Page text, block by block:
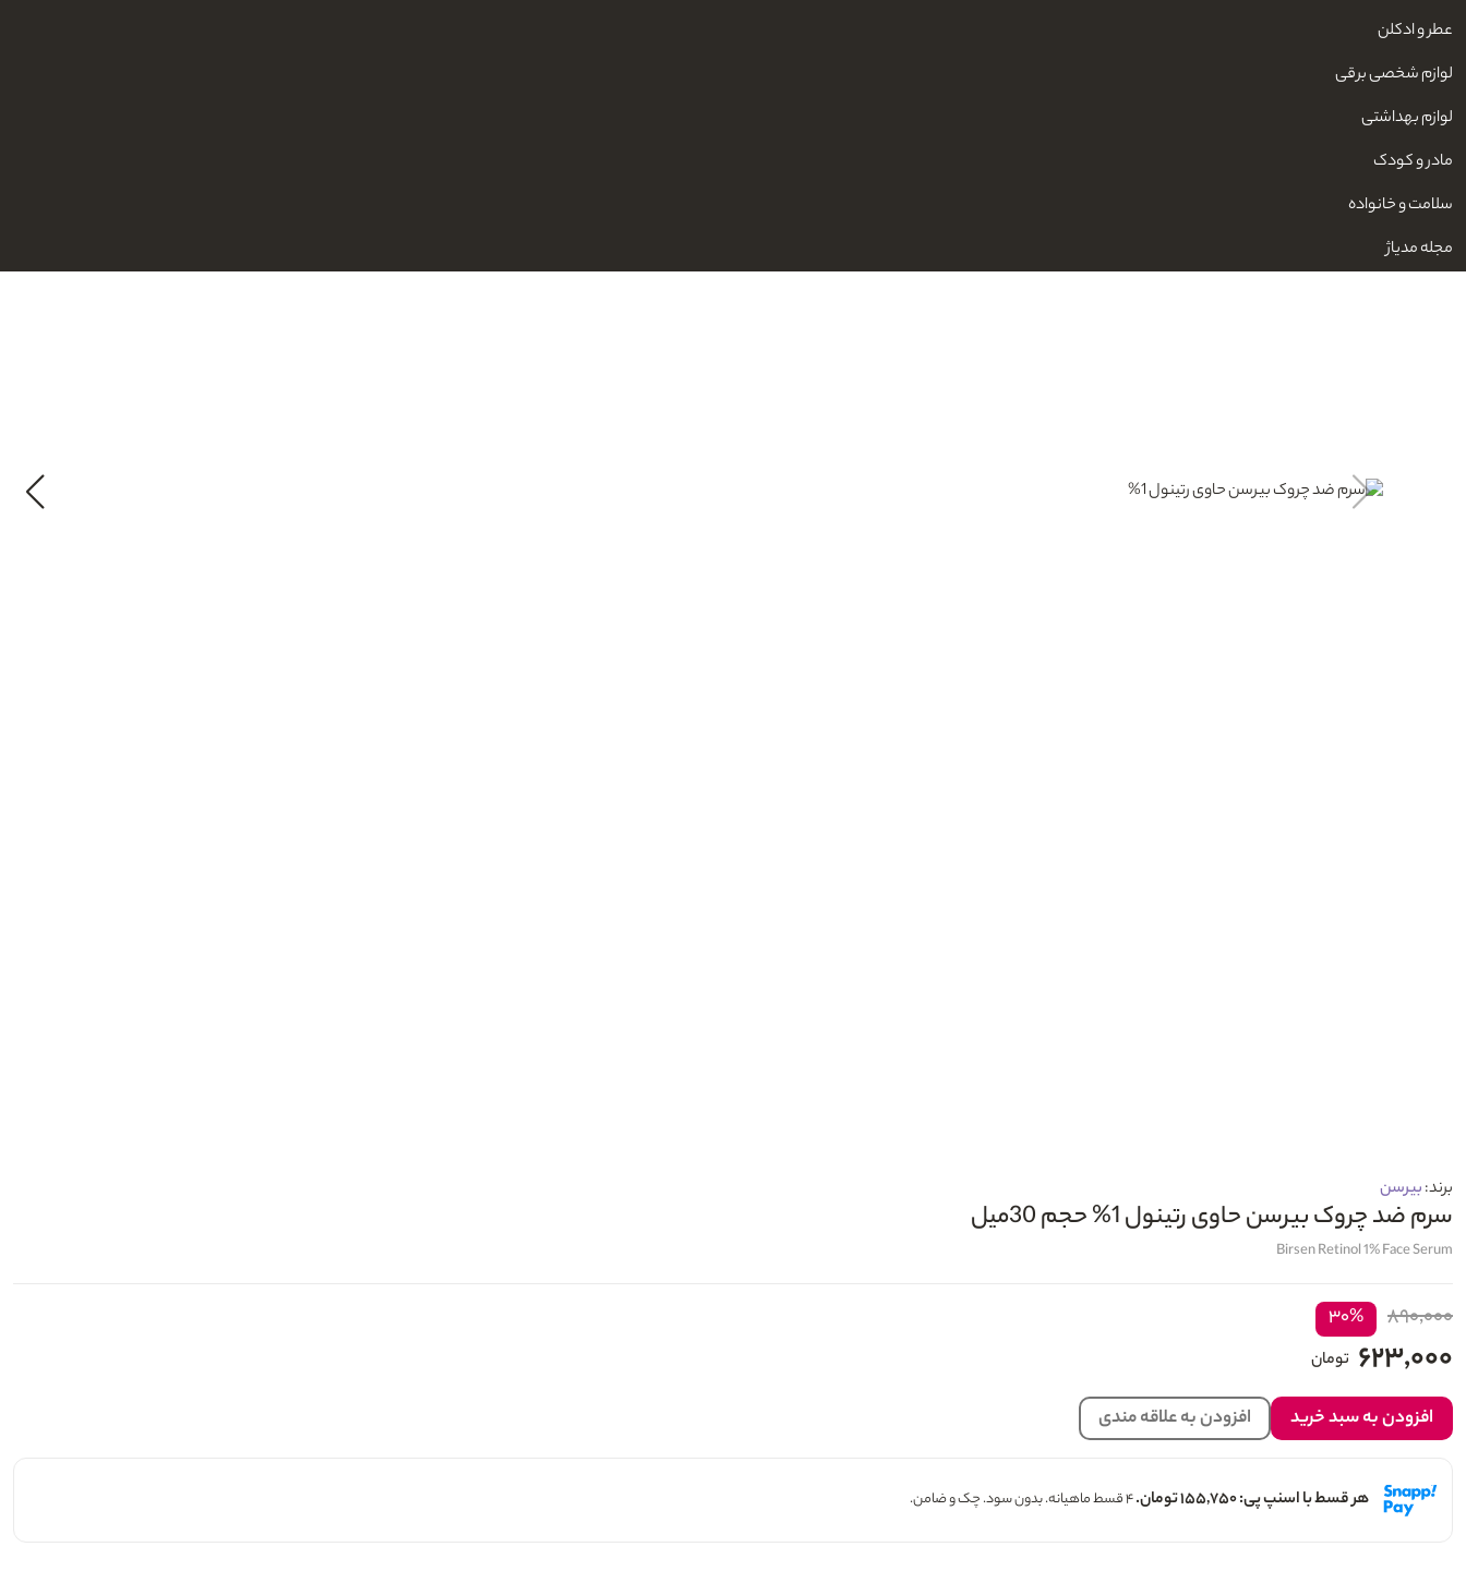
عطر و ادکلن
لوازم شخصی برقی
لوازم بهداشتی
مادر و کودک
سلامت و خانواده
مجله مدیاژ
برند:بیرسن
سرم ضد چروک بیرسن حاوی رتینول 1% حجم 30میل
Birsen Retinol 1% Face Serum
۸۹۰,۰۰۰ ۳۰%
۶۲۳,۰۰۰ تومان
افزودن به سبد خرید افزودن به علاقه مندی
هر قسط با اسنپ پی: ۱۵۵,۷۵۰ تومان. ۴ قسط ماهیانه. بدون سود. چک و ضامن.